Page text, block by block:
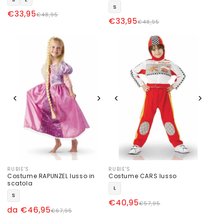
Prezzo€48,95
Prezzo
€33,95
S
Prezzo€48,95
Prezzo
€33,95
‹ ›
Produttore:
RUBIE'S
Costume RAPUNZEL lusso in
scatola
S
Prezzo
€67,95
Prezzo
da €46,95
‹ ›
Produttore:
RUBIE'S
Costume CARS lusso
L
Prezzo €57,95
Prezzo
€40,95